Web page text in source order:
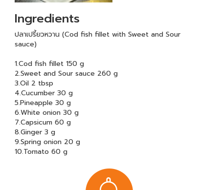
Ingredients
ปลาเปรี้ยวหวาน (Cod fish fillet with Sweet and Sour
sauce)
1.Cod fish fillet 150 g
2.Sweet and Sour sauce 260 g
3.Oil 2 tbsp
4.Cucumber 30 g
5.Pineapple 30 g
6.White onion 30 g
7.Capsicum 60 g
8.Ginger 3 g
9.Spring onion 20 g
10.Tomato 60 g